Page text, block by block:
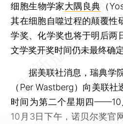
细胞生物学家大隅良典 （
其在细胞自噬过程的颠覆性
学奖、化学奖也将于明后两
文学奖开奖时间仍未最终确定
据美联社消息，瑞典学院
（Per Wastberg）向美联
时间为第二个星期四——10
10月3日下午，诺贝尔奖官